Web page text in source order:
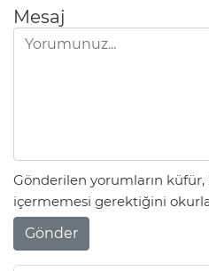
Mesaj
Gönderilen yorumların
içermemesi gerektiğini
Gönder